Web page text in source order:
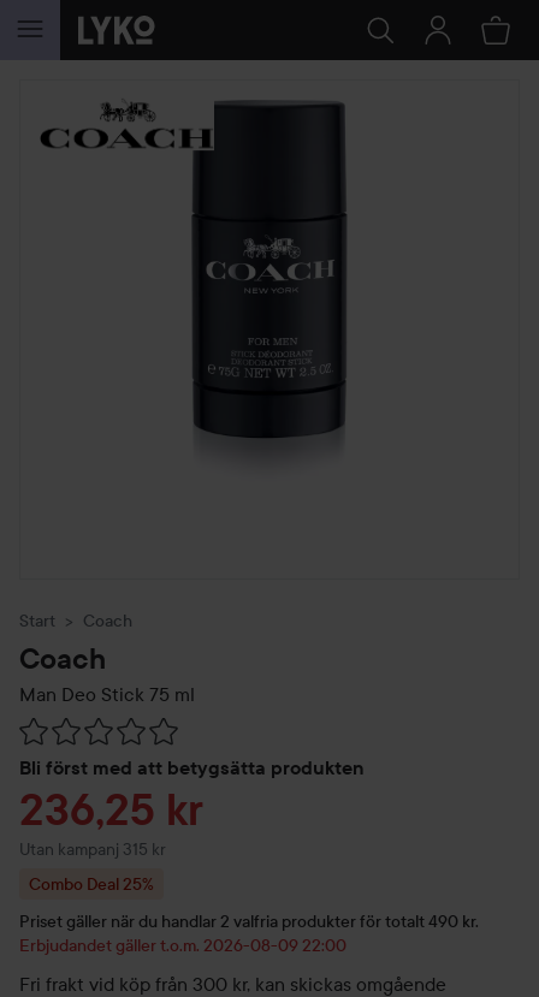
HOPPA TILL INNEHÅLLET
Start Coach
Coach
Man Deo Stick 75 ml
Bli först med att betygsätta produkten
Hoppa till Betyg & kommentarer
Reapris
236,25 kr
Utan kampanj 315 kr
Combo Deal 25%
Priset gäller när du handlar 2 valfria produkter för totalt 490 kr.
Erbjudandet gäller t.o.m. 2026-08-09 22:00
Fri frakt vid köp från 300 kr, kan skickas omgående